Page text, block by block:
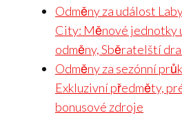
Odměny za událost
City: Měnové jednotky
odměny, Sběratelští
Odměny za sezónní
Exkluzivní předměty,
bonusové zdroje